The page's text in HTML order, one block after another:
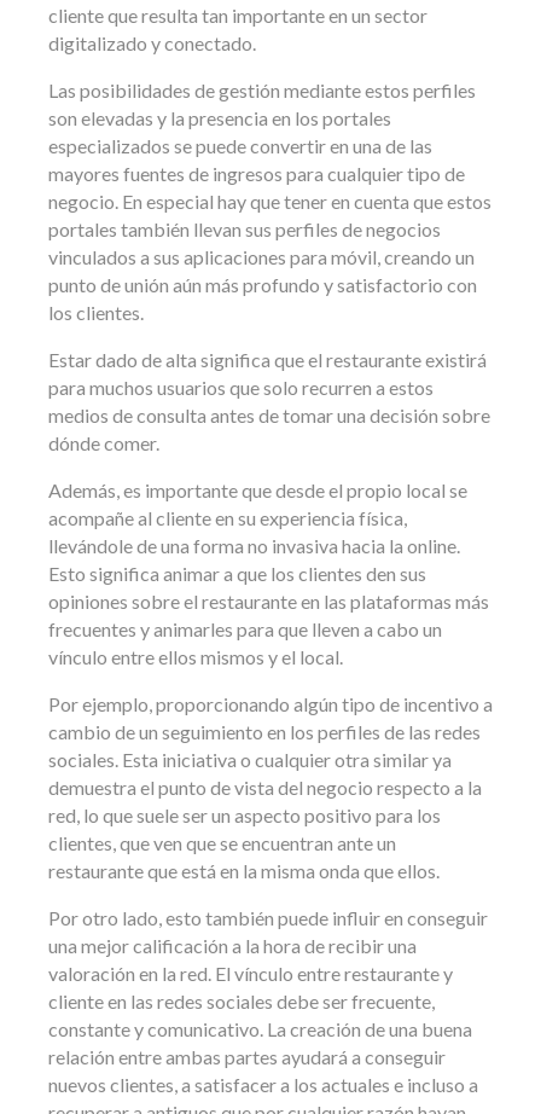
cliente que resulta tan importante en un sector
digitalizado y conectado.
Las posibilidades de gestión mediante estos perfiles
son elevadas y la presencia en los portales
especializados se puede convertir en una de las
mayores fuentes de ingresos para cualquier tipo de
negocio. En especial hay que tener en cuenta que estos
portales también llevan sus perfiles de negocios
vinculados a sus aplicaciones para móvil, creando un
punto de unión aún más profundo y satisfactorio con
los clientes.
Estar dado de alta significa que el restaurante existirá
para muchos usuarios que solo recurren a estos
medios de consulta antes de tomar una decisión sobre
dónde comer.
Además, es importante que desde el propio local se
acompañe al cliente en su experiencia física,
llevándole de una forma no invasiva hacia la online.
Esto significa animar a que los clientes den sus
opiniones sobre el restaurante en las plataformas más
frecuentes y animarles para que lleven a cabo un
vínculo entre ellos mismos y el local.
Por ejemplo, proporcionando algún tipo de incentivo a
cambio de un seguimiento en los perfiles de las redes
sociales. Esta iniciativa o cualquier otra similar ya
demuestra el punto de vista del negocio respecto a la
red, lo que suele ser un aspecto positivo para los
clientes, que ven que se encuentran ante un
restaurante que está en la misma onda que ellos.
Por otro lado, esto también puede influir en conseguir
una mejor calificación a la hora de recibir una
valoración en la red. El vínculo entre restaurante y
cliente en las redes sociales debe ser frecuente,
constante y comunicativo. La creación de una buena
relación entre ambas partes ayudará a conseguir
nuevos clientes, a satisfacer a los actuales e incluso a